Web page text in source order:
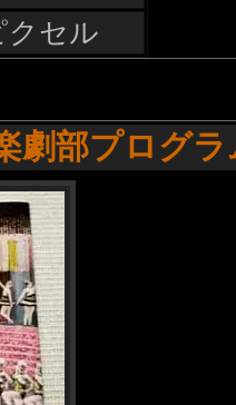
クセル
劇部プログラ